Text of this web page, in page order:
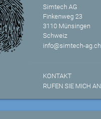
Simtech AG
Finkenweg 23
3110 Münsingen
Schweiz
info@simtech-ag.ch
KONTAKT
RUFEN SIE MICH AN